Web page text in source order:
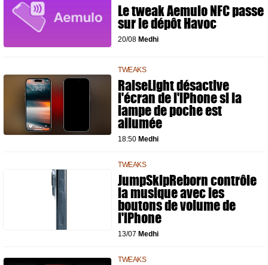
Le tweak Aemulo NFC passe
sur le dépôt Havoc
20/08 Medhi
TWEAKS
RaiseLight désactive
l'écran de l'iPhone si la
lampe de poche est
allumée
18:50 Medhi
TWEAKS
JumpSkipReborn contrôle
la musique avec les
boutons de volume de
l'iPhone
13/07 Medhi
TWEAKS